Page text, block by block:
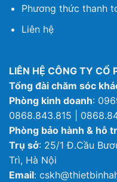
Phương thức thanh
Liên hệ
LIÊN HỆ CÔNG TY CỔ
Tổng đài chăm sóc
Phòng kinh doanh:
0868.843.815 |
Phòng bảo hành & hỗ
Trụ sở: 25/1 Đ.Cầu
Trì, Hà Nội
Email: